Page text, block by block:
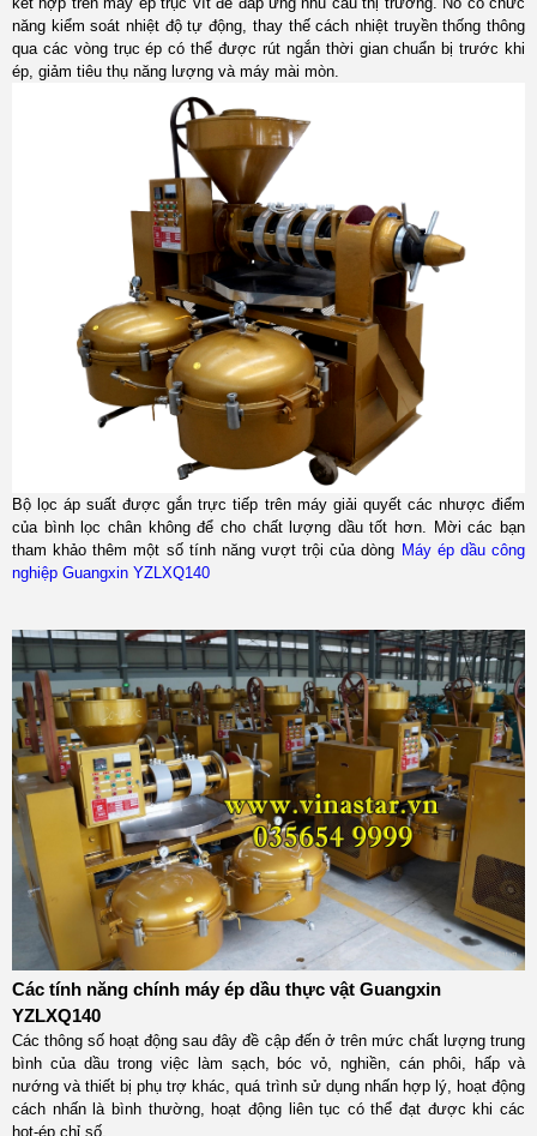
năng kiểm soát nhiệt độ tự động, thay thế cách nhiệt truyền thống thông
qua các vòng trục ép có thể được rút ngắn thời gian chuẩn bị trước khi
ép, giảm tiêu thụ năng lượng và máy mài mòn.
Bộ lọc áp suất được gắn trực tiếp trên máy giải quyết các nhược điểm
của bình lọc chân không để cho chất lượng dầu tốt hơn. Mời các bạn
tham khảo thêm một số tính năng vượt trội của dòng Máy ép dầu công
nghiệp Guangxin YZLXQ140
Các tính năng chính máy ép dầu thực vật Guangxin
YZLXQ140
Các thông số hoạt động sau đây đề cập đến ở trên mức chất lượng trung
bình của dầu trong việc làm sạch, bóc vỏ, nghiền, cán phôi, hấp và
nướng và thiết bị phụ trợ khác, quá trình sử dụng nhấn hợp lý, hoạt động
cách nhấn là bình thường, hoạt động liên tục có thể đạt được khi các
hot-ép chỉ số.